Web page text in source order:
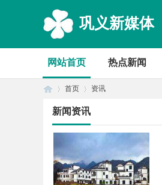
巩义新媒体
网站首页 热点新闻
首页 资讯
新闻资讯